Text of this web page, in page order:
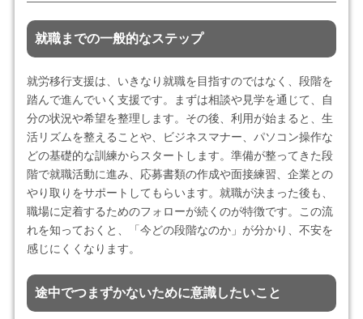
就職までの一般的なステップ
就労移行支援は、いきなり就職を目指すのではなく、段階を
踏んで進んでいく支援です。まずは相談や見学を通じて、自
分の状況や希望を整理します。その後、利用が始まると、生
活リズムを整えることや、ビジネスマナー、パソコン操作な
どの基礎的な訓練からスタートします。準備が整ってきた段
階で就職活動に進み、応募書類の作成や面接練習、企業との
やり取りをサポートしてもらいます。就職が決まった後も、
職場に定着するためのフォローが続くのが特徴です。この流
れを知っておくと、「今どの段階なのか」が分かり、不安を
感じにくくなります。
途中でつまずかないために意識したいこと